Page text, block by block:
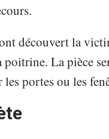
découvert la
poitrine. La pièce
les portes ou les